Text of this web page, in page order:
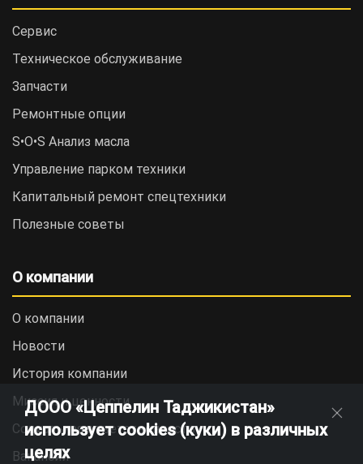
Сервис
Техническое обслуживание
Запчасти
Ремонтные опции
S•O•S Анализ масла
Управление парком техники
Капитальный ремонт спецтехники
Полезные советы
О компании
О компании
Новости
История компании
Миссия и ценности
Социальная ответственность
Вакансии
ДООО «Цеппелин Таджикистан»
использует cookies (куки) в различных
целях